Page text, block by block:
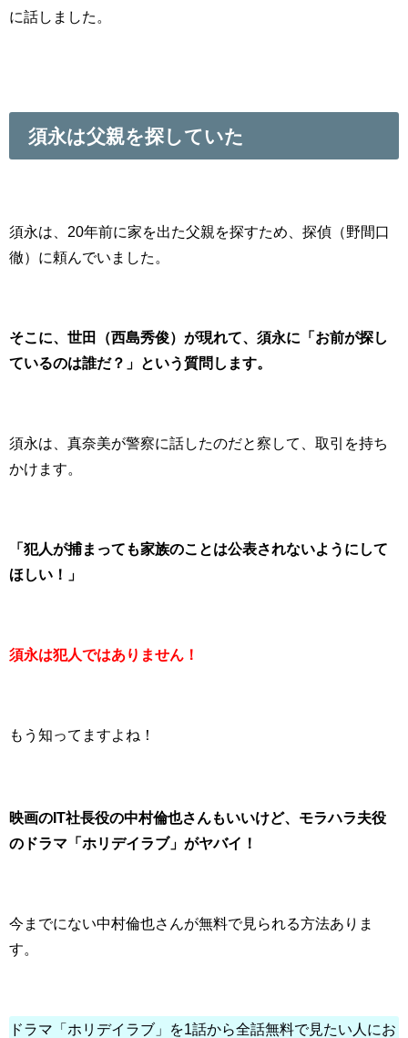
に話しました。
須永は父親を探していた
須永は、20年前に家を出た父親を探すため、探偵（野間口
徹）に頼んでいました。
そこに、 世田（西島秀俊）が現れて、須永に「お前が探し
ているのは誰だ？」という質問します。
須永は、真奈美が警察に話したのだと察して、取引を持ち
かけます。
「犯人が捕まっても家族のことは公表されないようにして
ほしい！」
須永は犯人ではありません！
もう知ってますよね！
映画のIT社長役の中村倫也さんもいいけど、モラハラ夫役
のドラマ「ホリデイラブ」がヤバイ！
今までにない中村倫也さんが無料で見られる方法ありま
す。
ドラマ「ホリデイラブ」を1話から全話無料で見たい人にお